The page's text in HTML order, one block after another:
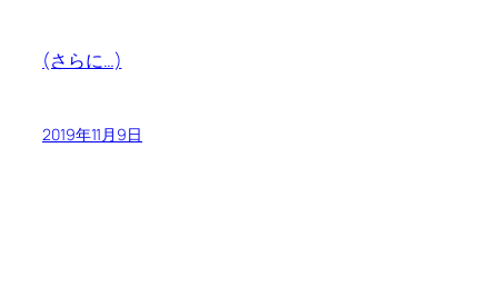
(さらに…)
2019年11月9日